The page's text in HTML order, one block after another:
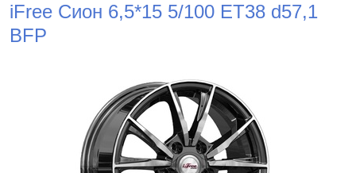
iFree Сион 6,5*15 5/100 ET38 d57,1
BFP